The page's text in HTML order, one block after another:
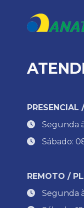
PRESENCIAL
Segunda
Sábado:
REMOTO /
Segunda